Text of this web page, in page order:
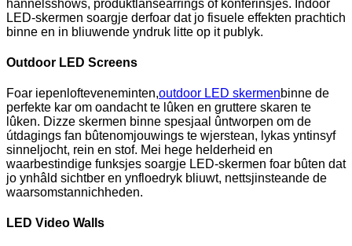
hannelsshows, produktlansearrings of konferinsjes. Indoor
LED-skermen soargje derfoar dat jo fisuele effekten prachtich
binne en in bliuwende yndruk litte op it publyk.
Outdoor LED Screens
Foar iepenlofteveneminten,outdoor LED skermenbinne de
perfekte kar om oandacht te lûken en gruttere skaren te
lûken. Dizze skermen binne spesjaal ûntworpen om de
útdagings fan bûtenomjouwings te wjerstean, lykas yntinsyf
sinneljocht, rein en stof. Mei hege helderheid en
waarbestindige funksjes soargje LED-skermen foar bûten dat
jo ynhâld sichtber en ynfloedryk bliuwt, nettsjinsteande de
waarsomstannichheden.
LED Video Walls